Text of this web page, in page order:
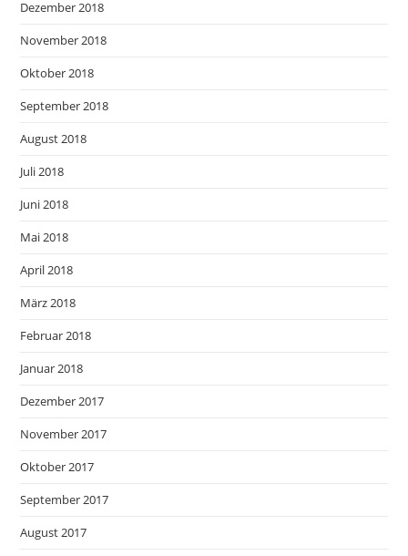
Dezember 2018
November 2018
Oktober 2018
September 2018
August 2018
Juli 2018
Juni 2018
Mai 2018
April 2018
März 2018
Februar 2018
Januar 2018
Dezember 2017
November 2017
Oktober 2017
September 2017
August 2017